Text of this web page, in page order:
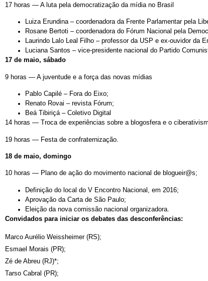
17 horas — A luta pela democratização da mídia no Brasil
Luiza Erundina – coordenadora da Frente Parlamentar pela
Rosane Bertoti – coordenadora do Fórum Nacional pela
Laurindo Lalo Leal Filho – professor da USP e ex-ouvidor da
Luciana Santos – vice-presidente nacional do Partido
17 de maio, sábado
9 horas — A juventude e a força das novas mídias
Pablo Capilé – Fora do Eixo;
Renato Rovai – revista Fórum;
Beá Tibiriçá – Coletivo Digital
14 horas — Troca de experiências sobre a blogosfera e o
19 horas — Festa de confraternização.
18 de maio, domingo
10 horas — Plano de ação do movimento nacional de blogueir@s;
Definição do local do V Encontro Nacional, em 2016;
Aprovação da Carta de São Paulo;
Eleição da nova comissão nacional organizadora.
Convidados para iniciar os debates das desconferências:
Marco Aurélio Weissheimer (RS);
Esmael Morais (PR);
Zé de Abreu (RJ)*;
Tarso Cabral (PR);